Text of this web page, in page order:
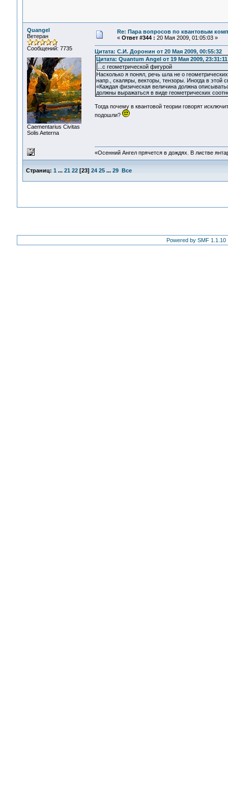
Quangel
Ветеран
Сообщений: 7735
Сaementarius Civitas
Solis Aeterna
Re: Пара вопросов по квантовым
« Ответ #344 : 20 Мая 2009, 01:05:03 »
Цитата: С.И. Доронин от 20 Мая 2009, 00:55:32
Цитата: Quantum Angel от 19 Мая 2009, 23:31:11
...с геометрической фигурой
Насколько я понял, речь шла не о
напр., скаляры, векторы, тензоры. Иногда в этой
«Каждая физическая величина должна
должны выражаться в виде геометрических
Тогда почему в квантовой теории говорят
подошли?
«Осенний Ангел прячется в дождях. В листве
Страниц: 1 ... 21 22[23] 24 25 ... 29 Все
Powered by SMF 1.1.10